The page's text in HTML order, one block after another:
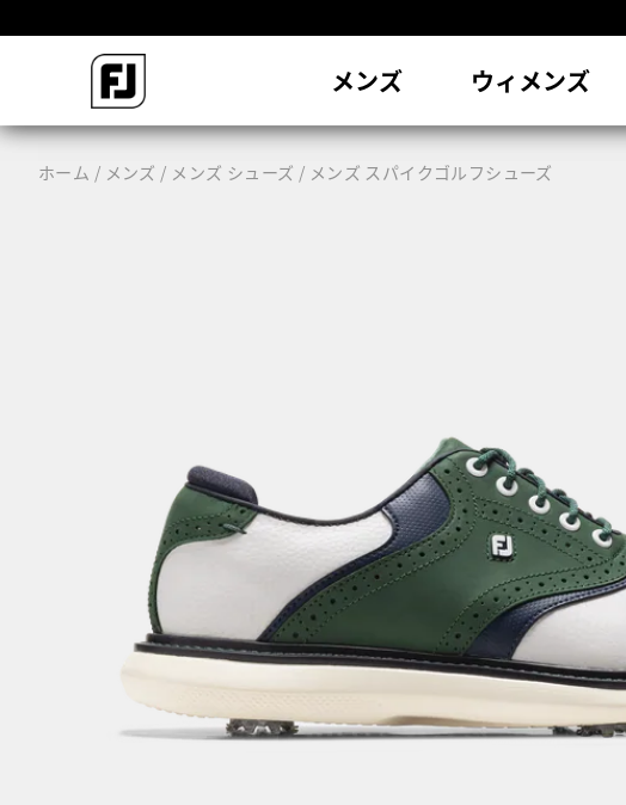
メンズ ウィメンズ
ホーム メンズ メンズ シューズ メンズ スパイクゴルフシューズ